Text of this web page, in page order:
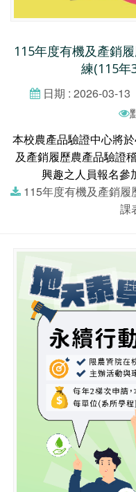
115年度有機及產銷
練(115年
日期 : 2026-03-13
本校農產品驗證中心將
及產銷履歷農產品驗證
興趣之人員報名參
115年度有機及產銷
課